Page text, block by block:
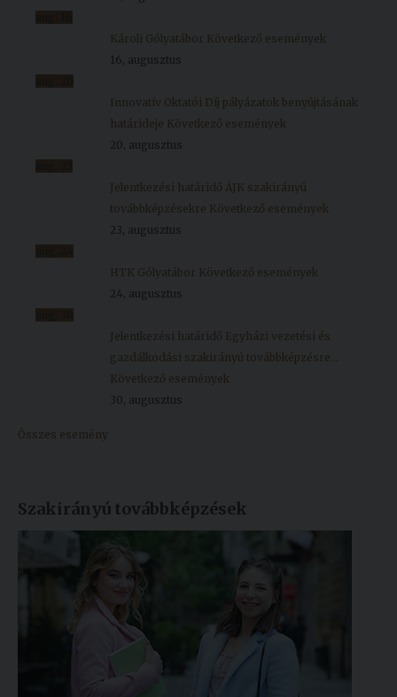
Károli Gólyatábor Következő események
16, augusztus
Innovatív Oktatói Díj pályázatok benyújtásának
határideje Következő események
20, augusztus
Jelentkezési határidő ÁJK szakirányú
továbbképzésekre Következő események
23, augusztus
HTK Gólyatábor Következő események
24, augusztus
Jelentkezési határidő Egyházi vezetési és
gazdálkodási szakirányú továbbképzésre...
Következő események
30, augusztus
Összes esemény
Szakirányú továbbképzések